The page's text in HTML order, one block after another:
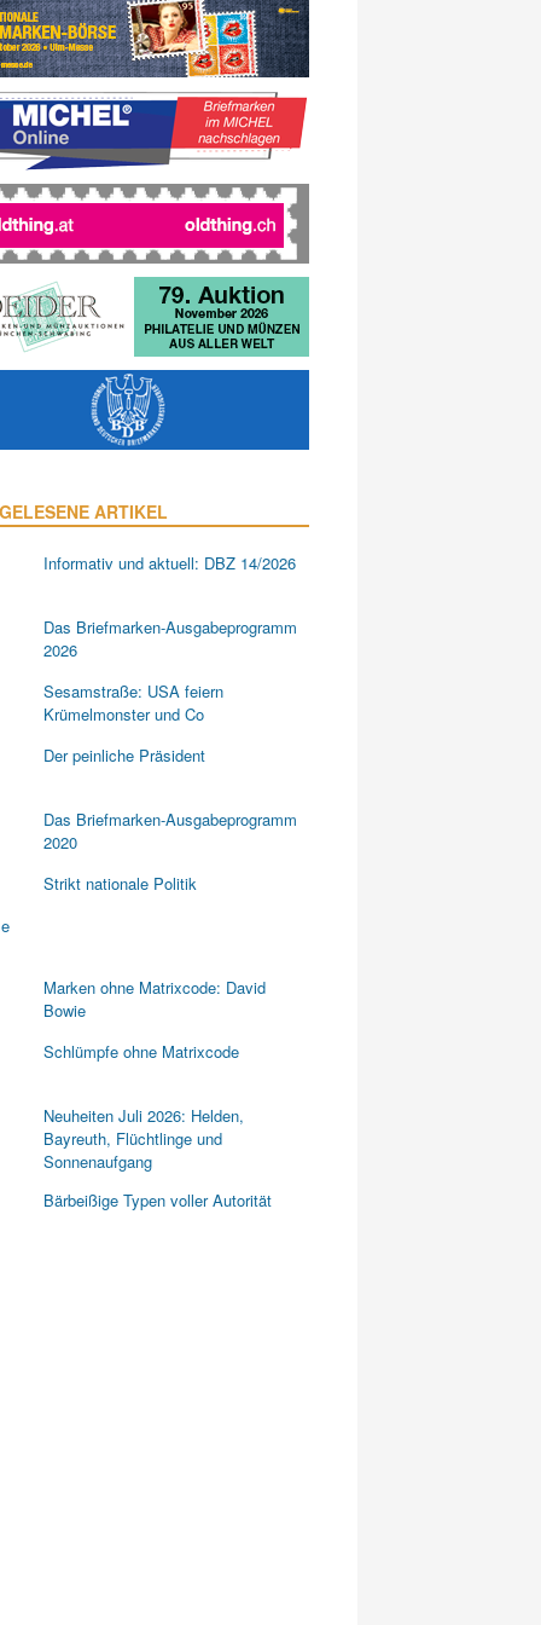
ARTIKEL
Informativ und aktuell: DBZ 14/2026
Das Briefmarken-Ausgabeprogramm
2026
Sesamstraße: USA feiern
Krümelmonster und Co
Der peinliche Präsident
Das Briefmarken-Ausgabeprogramm
2020
Strikt nationale Politik
Marken ohne Matrixcode: David
Bowie
Schlümpfe ohne Matrixcode
Neuheiten Juli 2026: Helden,
Bayreuth, Flüchtlinge und
Sonnenaufgang
Bärbeißige Typen voller Autorität